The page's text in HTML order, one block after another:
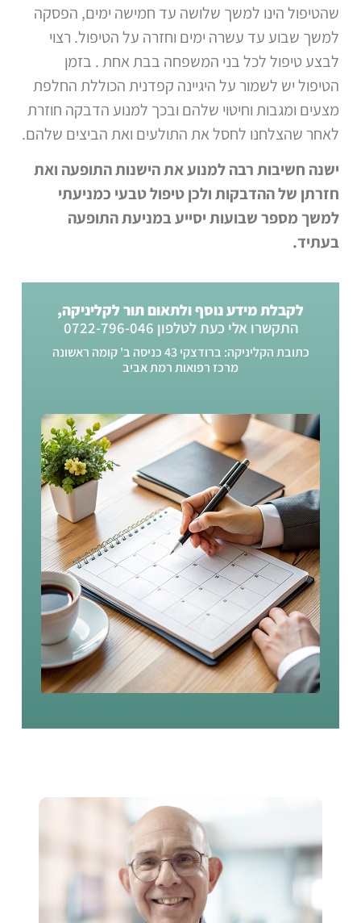
שהטיפול הינו למשך שלושה עד חמישה ימים, הפסקה
למשך שבוע עד עשרה ימים וחזרה על הטיפול. רצוי
לבצע טיפול לכל בני המשפחה בבת אחת . בזמן
הטיפול יש לשמור על היגיינה קפדנית הכוללת החלפת
מצעים ומגבות וחיטוי שלהם ובכך למנוע הדבקה חוזרת
לאחר שהצלחנו לחסל את התולעים ואת הביצים שלהם.
ישנה חשיבות רבה למנוע את הישנות התופעה ואת
חזרתן של ההדבקות ולכן טיפול טבעי כמניעתי
למשך מספר שבועות יסייע במניעת התופעה
בעתיד.
לקבלת מידע נוסף ולתאום תור לקליניקה,
התקשרו אלי כעת לטלפון 0722-796-046
כתובת הקליניקה: ברודצקי 43 כניסה ב' קומה ראשונה
מרכז רפואות רמת אביב